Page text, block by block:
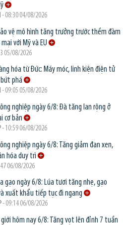
- 08:30 04/08/2026
vệ mô hình tăng trưởng trước thềm đàm
với Mỹ và EU
05/08/2026
hóa từ Đức: Máy móc, linh kiện điện tử
phá
- 09:05 05/08/2026
nghiệp ngày 6/8: Đà tăng lan rộng ở
bản
- 10:59 06/08/2026
nghiệp ngày 6/8: Tăng giảm đan xen,
hóa duy trì
06/08/2026
gạo ngày 6/8: Lúa tươi tăng nhẹ, gạo
xuất khẩu tiếp tục đi ngang
- 09:14 06/08/2026
hôm nay 6/8: Tăng vọt lên đỉnh 7 tuần